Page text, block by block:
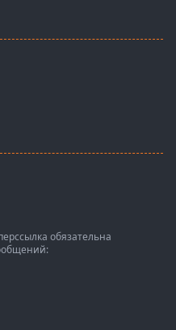
обязательна